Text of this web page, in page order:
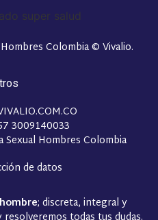
© Vivalio.
3009140033
de datos
; discreta, integral y